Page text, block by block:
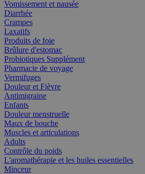
Vomissement et nausée
Diarrhée
Crampes
Laxatifs
Produits de foie
Brûlure d'estomac
Probiotiques Supplément
Pharmacie de voyage
Vermifuges
Douleur et Fièvre
Antimigraine
Enfants
Douleur menstruelle
Maux de bouche
Muscles et articulations
Adults
Contrôle du poids
L'aromathérapie et les huiles essentielles
Minceur